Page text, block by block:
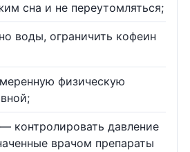
сна и не переутомляться;
воды, ограничить кофеин
физическую
контролировать давление
врачом препараты